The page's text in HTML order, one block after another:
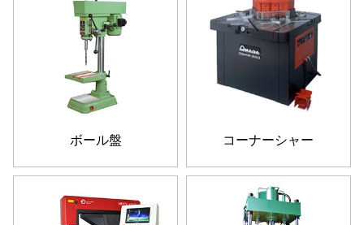
ボール盤 コーナーシャー